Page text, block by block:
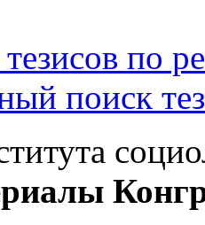
по
поиск